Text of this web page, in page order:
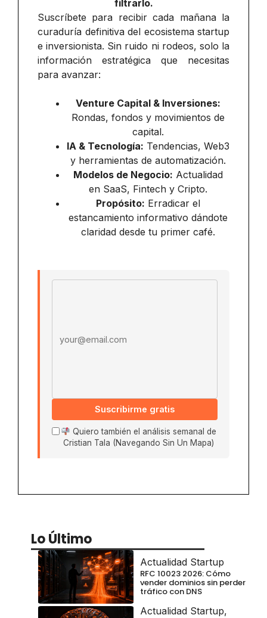
filtrarlo.
Suscríbete para recibir cada mañana la
curaduría definitiva del ecosistema startup
e inversionista. Sin ruido ni rodeos, solo la
información estratégica que necesitas
para avanzar:
Venture Capital & Inversiones:
Rondas, fondos y movimientos de
capital.
IA & Tecnología: Tendencias, Web3
y herramientas de automatización.
Modelos de Negocio: Actualidad
en SaaS, Fintech y Cripto.
Propósito: Erradicar el
estancamiento informativo dándote
claridad desde tu primer café.
Suscribirme gratis
Quiero también el análisis semanal de
Cristian Tala (Navegando Sin Un Mapa)
Lo Último
Actualidad Startup
RFC 10023 2026: Cómo
vender dominios sin perder
tráfico con DNS
Actualidad Startup,